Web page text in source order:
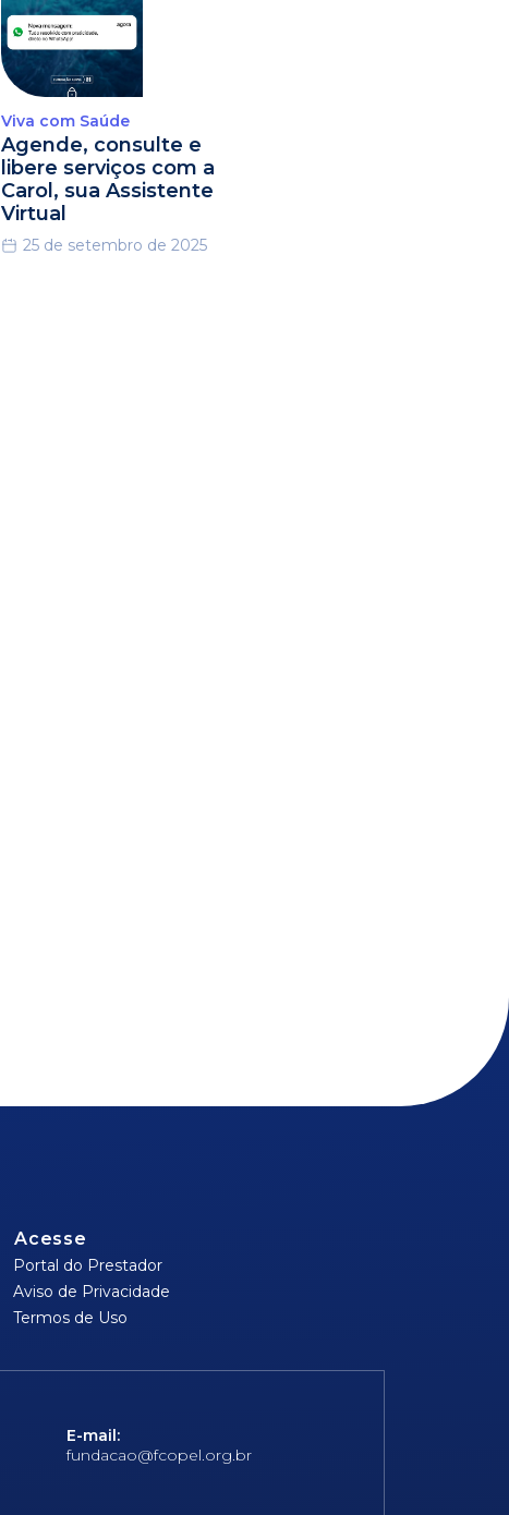
Viva com Saúde
Agende, consulte e
libere serviços com a
Carol, sua Assistente
Virtual
25 de setembro de 2025
Acesse
Portal do Prestador
Aviso de Privacidade
Termos de Uso
E-mail:
fundacao@fcopel.org.br